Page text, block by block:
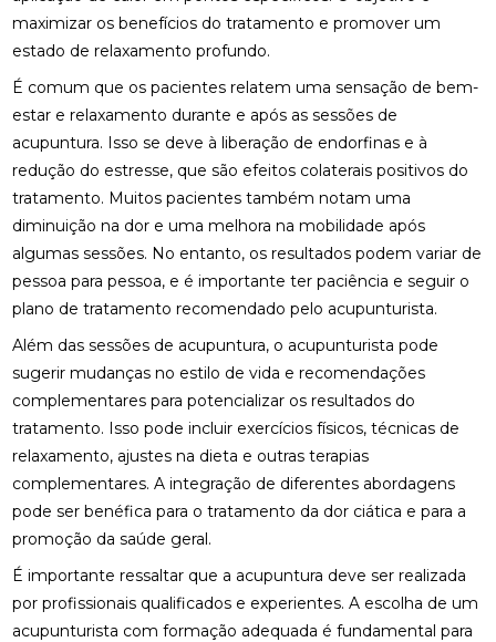
maximizar os benefícios do tratamento e promover um
estado de relaxamento profundo.
É comum que os pacientes relatem uma sensação de bem-
estar e relaxamento durante e após as sessões de
acupuntura. Isso se deve à liberação de endorfinas e à
redução do estresse, que são efeitos colaterais positivos do
tratamento. Muitos pacientes também notam uma
diminuição na dor e uma melhora na mobilidade após
algumas sessões. No entanto, os resultados podem variar de
pessoa para pessoa, e é importante ter paciência e seguir o
plano de tratamento recomendado pelo acupunturista.
Além das sessões de acupuntura, o acupunturista pode
sugerir mudanças no estilo de vida e recomendações
complementares para potencializar os resultados do
tratamento. Isso pode incluir exercícios físicos, técnicas de
relaxamento, ajustes na dieta e outras terapias
complementares. A integração de diferentes abordagens
pode ser benéfica para o tratamento da dor ciática e para a
promoção da saúde geral.
É importante ressaltar que a acupuntura deve ser realizada
por profissionais qualificados e experientes. A escolha de um
acupunturista com formação adequada é fundamental para
ESTRATÉGIAS PARA ALIVIAR O NEUROMA DE
MORTON COM PALMILHAS
FATORES QUE IMPACTAM O PREÇO DE PALMILHA
FISIOTERAPIA DE REABILITAÇÃO VESTIBULAR PARA
MELHORAR SEU EQUILÍBRIO
MELHORAR SEU EQUILÍBRIO
FISIOTERAPIA MOTORA E RESPIRATÓRIA:
FISIOTERAPIA MOTORA E RESPIRATÓRIA:
BENEFÍCIOS E PRÁTICAS ESSENCIAIS
BENEFÍCIOS E ABORDAGENS EFICAZES
FISIOTERAPIA NA LABIRINTITE: COMO O
TRATAMENTO PODE AJUDAR NA RECUPERAÇÃO
FISIOTERAPIA NA LABIRINTITE: COMO O
TRATAMENTO PODE MELHORAR SEU EQUILÍBRIO E
QUALIDADE DE VIDA